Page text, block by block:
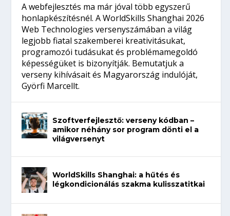
A webfejlesztés ma már jóval több egyszerű
honlapkészítésnél. A WorldSkills Shanghai 2026
Web Technologies versenyszámában a világ
legjobb fiatal szakemberei kreativitásukat,
programozói tudásukat és problémamegoldó
képességüket is bizonyítják. Bemutatjuk a
verseny kihívásait és Magyarország indulóját,
Györfi Marcellt.
Szoftverfejlesztő: verseny kódban –
amikor néhány sor program dönti el a
világversenyt
WorldSkills Shanghai: a hűtés és
légkondicionálás szakma kulisszatitkai